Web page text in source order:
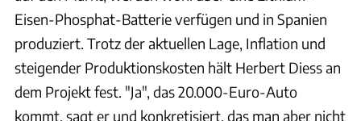
Eisen-Phosphat-Batterie verfügen und in Spanien
produziert. Trotz der aktuellen Lage, Inflation und
steigender Produktionskosten hält Herbert Diess an
dem Projekt fest. "Ja", das 20.000-Euro-Auto
kommt, sagt er und konkretisiert, das man aber nicht